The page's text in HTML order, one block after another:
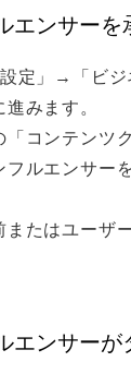
エンサーを
定」→「ビ
みます。
コンテンツ
ルエンサー
たはユーザ
エンサーが